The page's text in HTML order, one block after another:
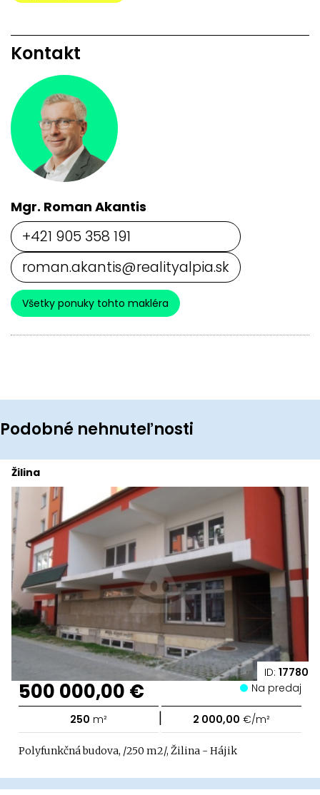
Kontakt
Mgr. Roman Akantis
+421 905 358 191
roman.akantis@realityalpia.sk
Všetky ponuky tohto makléra
Podobné nehnuteľnosti
ID: 17780
Žilina
500 000,00 € Na predaj
250 m² | 2 000,00 €/m²
Polyfunkčná budova, /250 m2/, Žilina - Hájik